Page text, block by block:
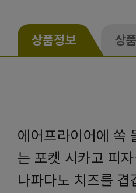
상품정보 상
에어프라이어에 쏙
는 포켓 시카고 피
나파다노 치즈를